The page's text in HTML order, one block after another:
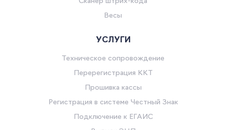
Весы
УСЛУГИ
Техническое сопровождение
Перерегистрация ККТ
Прошивка кассы
Регистрация в системе Честный Знак
Подключение к ЕГАИС